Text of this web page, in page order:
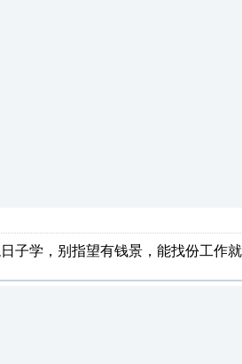
子学，别指望有钱景，能找份工作